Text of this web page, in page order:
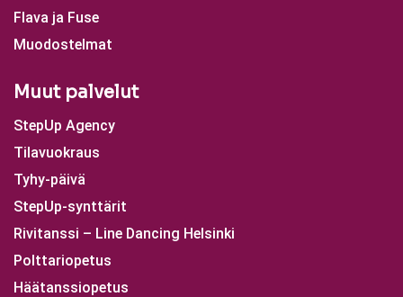
Flava ja Fuse
Muodostelmat
Muut palvelut
StepUp Agency
Tilavuokraus
Tyhy-päivä
StepUp-synttärit
Rivitanssi – Line Dancing Helsinki
Polttariopetus
Häätanssiopetus